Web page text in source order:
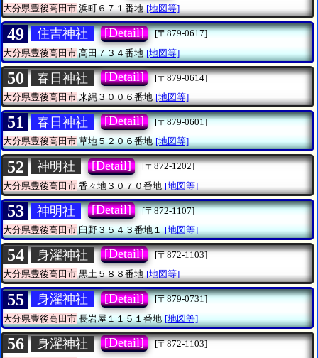
大分県豊後高田市浜町６７１番地 [地図等]
49 住吉神社 [Detail]
[〒879-0617]
大分県豊後高田市高田７３４番地 [地図等]
50 春日神社 [Detail]
[〒879-0614]
大分県豊後高田市来縄３００６番地 [地図等]
51 春日神社 [Detail]
[〒879-0601]
大分県豊後高田市草地５２０６番地 [地図等]
52 神明社 [Detail]
[〒872-1202]
大分県豊後高田市 香々地３０７０番地 [地図等]
53 神明社 [Detail]
[〒872-1107]
大分県豊後高田市臼野３５４３番地１ [地図等]
54 身濯神社 [Detail]
[〒872-1103]
大分県豊後高田市黒土５８８番地 [地図等]
55 身濯神社 [Detail]
[〒879-0731]
大分県豊後高田市長岩屋１１５１番地 [地図等]
56 身濯神社 [Detail]
[〒872-1103]